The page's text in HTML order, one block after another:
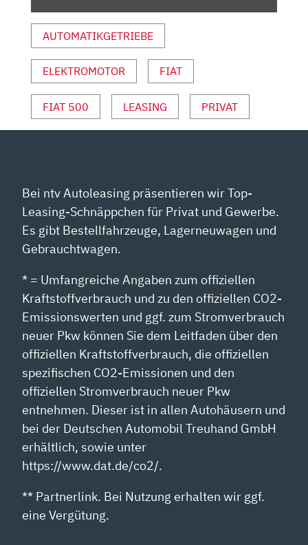
ANZEIGEN
AUTOMATIKGETRIEBE
ELEKTROMOTOR FIAT
FIAT 500 LEASING PRIVAT
Bei ntv Autoleasing präsentieren wir Top-
Leasing-Schnäppchen für Privat und Gewerbe.
Es gibt Bestellfahrzeuge, Lagerneuwagen und
Gebrauchtwagen.
* = Umfangreiche Angaben zum offiziellen
Kraftstoffverbrauch und zu den offiziellen CO2-
Emissionswerten und ggf. zum Stromverbrauch
neuer Pkw können Sie dem Leitfaden über den
offiziellen Kraftstoffverbrauch, die offiziellen
spezifischen CO2-Emissionen und den
offiziellen Stromverbrauch neuer Pkw
entnehmen. Dieser ist in allen Autohäusern und
bei der Deutschen Automobil Treuhand GmbH
erhältlich, sowie unter
https://www.dat.de/co2/.
** Partnerlink. Bei Nutzung erhalten wir ggf.
eine Vergütung.